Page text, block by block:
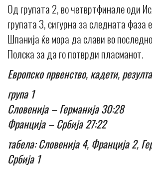
Од групата 2, во четвртфинале оди
групата 3, сигурна за следната фаза
Шпанија ќе мора да слави во
Полска за да го потврди пласманот.
Европско првенство, кадети,
група 1
Словенија – Германија 30:28
Франција – Србија 27:22
табела: Словенија 4, Франција 2,
Србија 1